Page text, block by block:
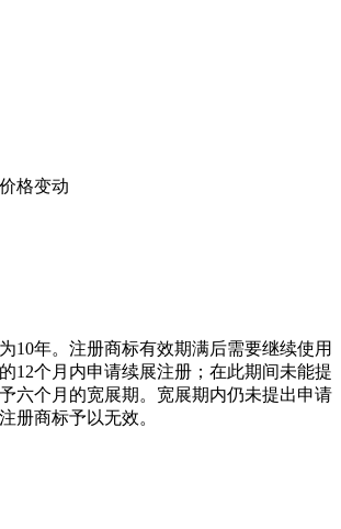
格变动
10年。注册商标有效期满后需要继续使用
12个月内申请续展注册；在此期间未能提
六个月的宽展期。宽展期内仍未提出申请
册商标予以无效。